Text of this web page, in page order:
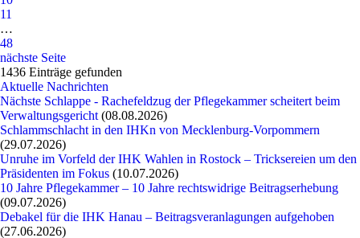
11
…
48
nächste Seite
1436 Einträge gefunden
Aktuelle Nachrichten
Nächste Schlappe - Rachefeldzug der Pflegekammer scheitert beim
Verwaltungsgericht (08.08.2026)
Schlammschlacht in den IHKn von Mecklenburg-Vorpommern
(29.07.2026)
Unruhe im Vorfeld der IHK Wahlen in Rostock – Tricksereien um den
Präsidenten im Fokus (10.07.2026)
10 Jahre Pflegekammer – 10 Jahre rechtswidrige Beitragserhebung
(09.07.2026)
Debakel für die IHK Hanau – Beitragsveranlagungen aufgehoben
(27.06.2026)